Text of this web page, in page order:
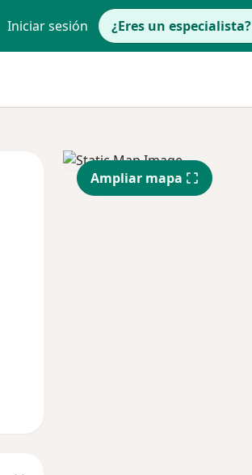
Iniciar sesión ¿Eres un especialista?
Mar
11 Ago
Mié
12 Ago
Ampliar mapa